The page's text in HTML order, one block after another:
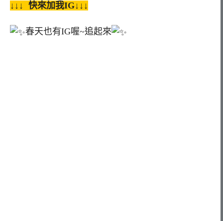
↓↓↓ 快來加我IG↓↓↓
春天也有IG喔~追起來